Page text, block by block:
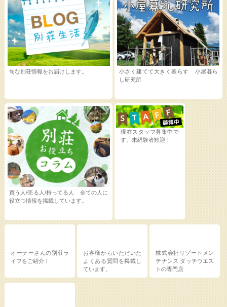
旬な別荘情報をお届けします。
買う人/売る人/持ってる人 全ての人に
役立つ情報を掲載しています。
小さく建てて大きく暮らす 小屋暮ら
し研究所
現在スタッフ募集中で
す。未経験者歓迎！
オーナーさんの別荘ラ
イフをご紹介！
お客様からいただいた
よくある質問を掲載し
ています。
株式会社リゾートメン
テナンス ダッチウエス
トの専門店